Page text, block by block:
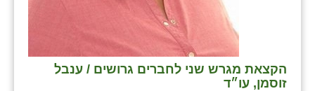
הקצאת מגרש שני לחברים גרושים / ענבל
זוסמן, עו״ד